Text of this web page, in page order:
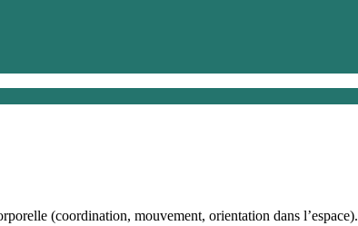
(coordination, mouvement, orientation dans l’espace).